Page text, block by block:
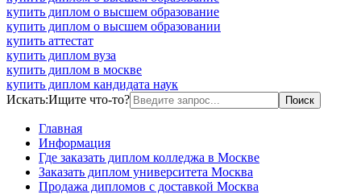
купить диплом о высшем образование
купить диплом о высшем образовании
купить аттестат
купить диплом вуза
купить диплом в москве
купить диплом кандидата наук
Искать:Ищите что-то?
Главная
Информация
Где заказать диплом колледжа в Москве
Заказать диплом университета Москва
Продажа дипломов с доставкой Москва